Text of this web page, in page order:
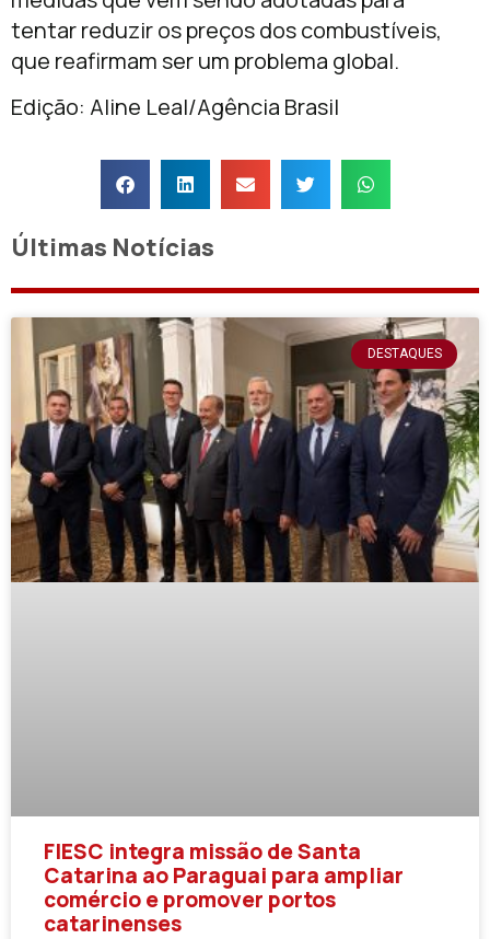
tentar reduzir os preços dos combustíveis,
que reafirmam ser um problema global.
Edição: Aline Leal/Agência Brasil
Últimas Notícias
DESTAQUES
FIESC integra missão de Santa
Catarina ao Paraguai para ampliar
comércio e promover portos
catarinenses